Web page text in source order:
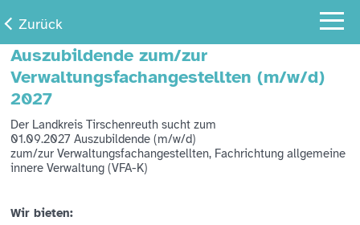
Zurück
Auszubildende zum/zur
Verwaltungsfachangestellten (m/w/d)
2027
Der Landkreis Tirschenreuth sucht zum
01.09.2027 Auszubildende (m/w/d)
zum/zur Verwaltungsfachangestellten, Fachrichtung allgemeine
innere Verwaltung (VFA-K)
Wir bieten: